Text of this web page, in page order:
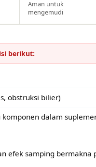
Aman untuk
mengemudi
berikut:
obstruksi bilier)
dalam
efek samping bermakna